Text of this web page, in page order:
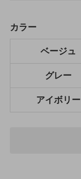
カラー
ベージュ
グレー
アイボリー